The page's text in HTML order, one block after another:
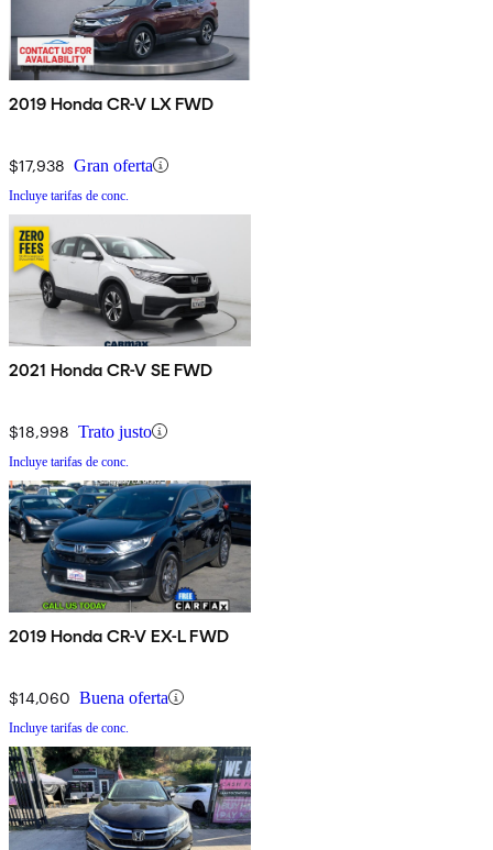
2019 Honda CR-V LX FWD
$17,938 Gran oferta
Incluye tarifas de conc.
2021 Honda CR-V SE FWD
$18,998 Trato justo
Incluye tarifas de conc.
2019 Honda CR-V EX-L FWD
$14,060 Buena oferta
Incluye tarifas de conc.